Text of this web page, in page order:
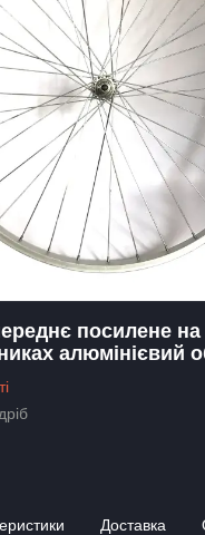
посилене на
алюмінієвий
Доставка